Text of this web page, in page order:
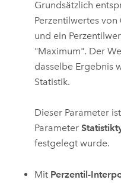
Grundsätzlich
Perzentilwertes
und ein
"Maximum". Der
dasselbe Ergebnis
Statistik.
Dieser Parameter
Parameter
festgelegt wurde.
Mit Perzentil-